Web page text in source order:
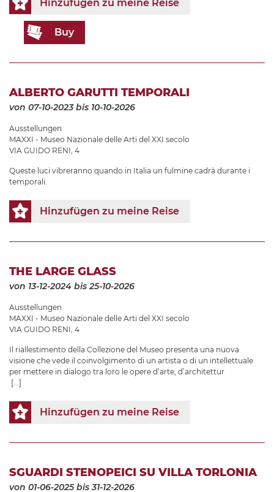
Hinzufügen zu meine Reise
Buy
ALBERTO GARUTTI TEMPORALI
von 07-10-2023bis 10-10-2026
Ausstellungen
MAXXI - Museo Nazionale delle Arti del XXI secolo
VIA GUIDO RENI, 4
Queste luci vibreranno quando in Italia un fulmine cadrà durante i
temporali.
Hinzufügen zu meine Reise
THE LARGE GLASS
von 13-12-2024 bis 25-10-2026
Ausstellungen
MAXXI - Museo Nazionale delle Arti del XXI secolo
VIA GUIDO RENI, 4
Il riallestimento della Collezione del Museo presenta una nuova
visione che vede il coinvolgimento di un artista o di un intellettuale
per mettere in dialogo tra loro le opere d’arte, d’architettur
[...]
Hinzufügen zu meine Reise
SGUARDI STENOPEICI SU VILLA TORLONIA
von 01-06-2025bis 31-12-2026